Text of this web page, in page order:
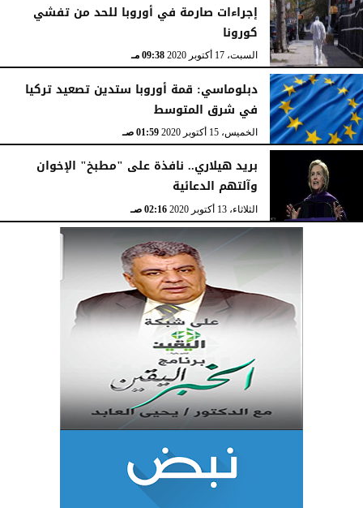
إجراءات صارمة في أوروبا للحد من تفشي
كورونا
السبت، 17 أكتوبر 2020 09:38 مـ
دبلوماسي: قمة أوروبا ستدين تصعيد تركيا
في شرق المتوسط
الخميس، 15 أكتوبر 2020 01:59 صـ
بريد هيلاري.. نافذة على "مطبخ" الإخوان
وآلتهم الدعائية
الثلاثاء، 13 أكتوبر 2020 02:16 صـ